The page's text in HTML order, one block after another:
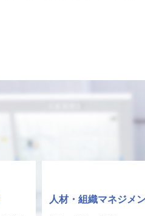
人材・組織マネジメ